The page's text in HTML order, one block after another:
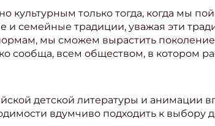
культурным только тогда, когда мы
и семейные традиции, уважая эти
мы сможем вырастить
сообща, всем обществом, в котором
детской литературы и анимации
вдумчиво подходить к выбору